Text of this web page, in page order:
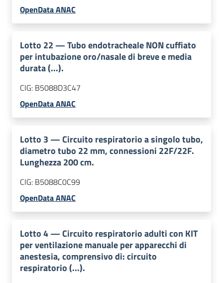
OpenData ANAC
Lotto 22 —Tubo endotracheale NON cuffiato
per intubazione oro/nasale di breve e media
durata (...).
CIG: B5088D3C47
OpenData ANAC
Lotto 3 —Circuito respiratorio a singolo tubo,
diametro tubo 22 mm, connessioni 22F/22F.
Lunghezza 200 cm.
CIG: B5088C0C99
OpenData ANAC
Lotto4—Circuito respiratorio adulti con KIT
per ventilazione manuale per apparecchi di
anestesia, comprensivo di: circuito
respiratorio (...).